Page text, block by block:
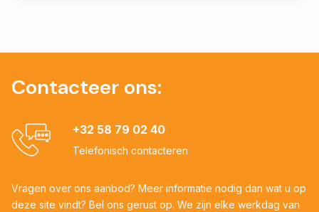
Contacteer ons:
+32 58 79 02 40
Telefonisch contacteren
Vragen over ons aanbod? Meer informatie nodig dan wat u op
deze site vindt? Bel ons gerust op. We zijn elke werkdag van